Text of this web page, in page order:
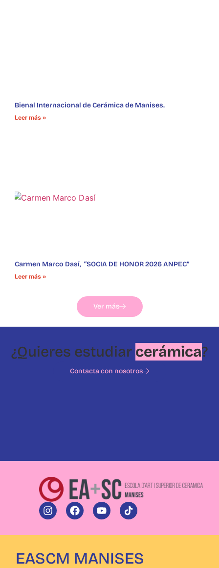
Bienal Internacional de Cerámica de Manises.
Leer más »
Carmen Marco Dasí, “SOCIA DE HONOR 2026 ANPEC”
Leer más »
Ver más
¿Quieres estudiar cerámica?
Contacta con nosotros
EASCM MANISES